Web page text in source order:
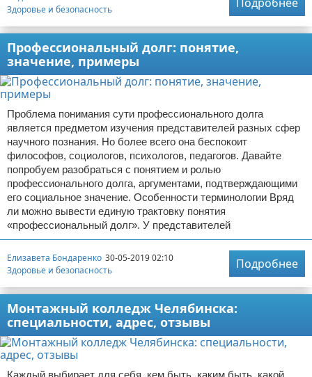
Здоровье и безопасность
Профессиональный долг: понятие,
значение, примеры
Проблема понимания сути профессионального долга
является предметом изучения представителей разных сфер
научного познания. Но более всего она беспокоит
философов, социологов, психологов, педагогов. Давайте
попробуем разобраться с понятием и ролью
профессионального долга, аргументами, подтверждающими
его социальное значение. Особенности терминологии Вряд
ли можно вывести единую трактовку понятия
«профессиональный долг». У представителей
Елизавета Бондаренко 30-05-2019 02:10
Здоровье и безопасность
Подробнее
Монтажный колледж Челябинска:
специальности, адрес, отзывы
Каждый выбирает для себя, кем быть, каким быть, какой